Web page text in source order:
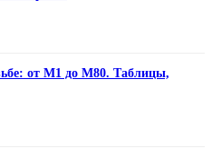
от М1 до М80. Таблицы,